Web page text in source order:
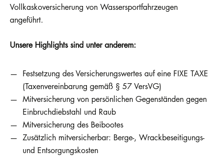
Vollkaskoversicherung von Wassersportfahrzeugen
angeführt.
Unsere Highlights sind unter anderem:
Festsetzung des Versicherungswertes auf eine FIXE TAXE
(Taxenvereinbarung gemäß § 57 VersVG)
Mitversicherung von persönlichen Gegenständen gegen
Einbruchdiebstahl und Raub
Mitversicherung des Beibootes
Zusätzlich mitversicherbar: Berge-, Wrackbeseitigungs-
und Entsorgungskosten